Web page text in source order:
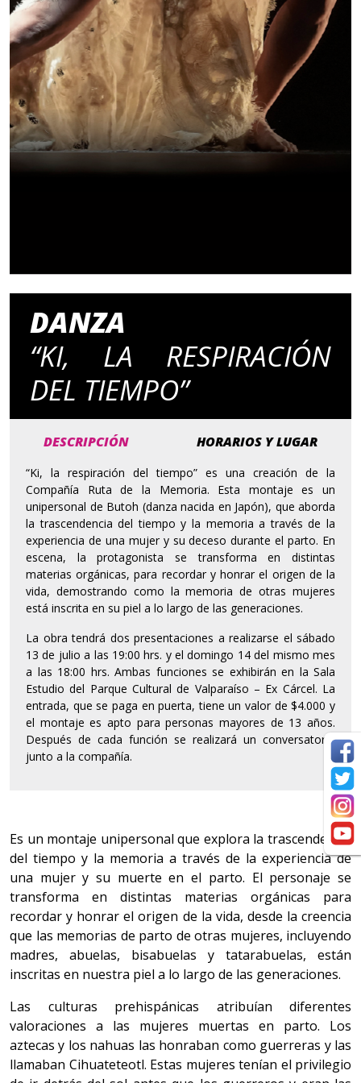
DANZA
“KI, LA RESPIRACIÓN
DEL TIEMPO”
DESCRIPCIÓN HORARIOS Y LUGAR
“Ki, la respiración del tiempo” es una creación de la
Compañía Ruta de la Memoria. Esta montaje es un
unipersonal de Butoh (danza nacida en Japón), que aborda
la trascendencia del tiempo y la memoria a través de la
experiencia de una mujer y su deceso durante el parto. En
escena, la protagonista se transforma en distintas
materias orgánicas, para recordar y honrar el origen de la
vida, demostrando como la memoria de otras mujeres
está inscrita en su piel a lo largo de las generaciones.
La obra tendrá dos presentaciones a realizarse el sábado
13 de julio a las 19:00 hrs. y el domingo 14 del mismo mes
a las 18:00 hrs. Ambas funciones se exhibirán en la Sala
Estudio del Parque Cultural de Valparaíso – Ex Cárcel. La
entrada, que se paga en puerta, tiene un valor de $4.000 y
el montaje es apto para personas mayores de 13 años.
Después de cada función se realizará un conversatorio
junto a la compañía.
Es un montaje unipersonal que explora la trascendencia
del tiempo y la memoria a través de la experiencia de
una mujer y su muerte en el parto. El personaje se
transforma en distintas materias orgánicas para
recordar y honrar el origen de la vida, desde la creencia
que las memorias de parto de otras mujeres, incluyendo
madres, abuelas, bisabuelas y tatarabuelas, están
inscritas en nuestra piel a lo largo de las generaciones.
Las culturas prehispánicas atribuían diferentes
valoraciones a las mujeres muertas en parto. Los
aztecas y los nahuas las honraban como guerreras y las
llamaban Cihuateteotl. Estas mujeres tenían el privilegio